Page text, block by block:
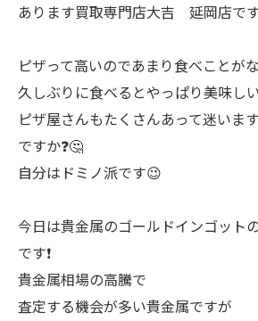
あります買取専門店大吉 延岡店で
ピザって高いのであまり食べことが
久しぶりに食べるとやっぱり美味し
ピザ屋さんもたくさんあって迷いま
ですか❓🤔
自分はドミノ派です😉
今日は貴金属のゴールドインゴット
です❗
貴金属相場の高騰で
査定する機会が多い貴金属ですが